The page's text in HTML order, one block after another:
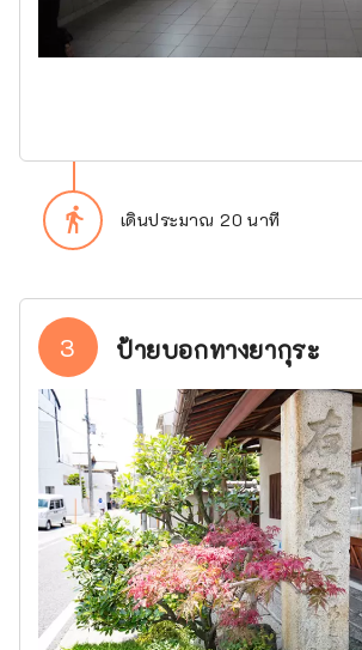
directions_walk เดินประมาณ 20 นาที
3 ป้ายบอกทางยากุระ